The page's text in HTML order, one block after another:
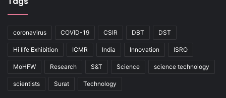
coronavirus COVID-19 CSIR DBT DST
Hi life Exhibition ICMR India Innovation ISRO
MoHFW Research S&T Science science technology
scientists Surat Technology